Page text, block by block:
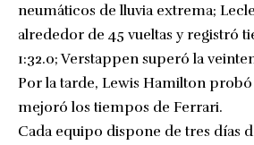
neumáticos de lluvia extrema;
alrededor de 45 vueltas y registró
1:32.0; Verstappen superó la
Por la tarde, Lewis Hamilton probó
mejoró los tiempos de Ferrari.
Cada equipo dispone de tres días